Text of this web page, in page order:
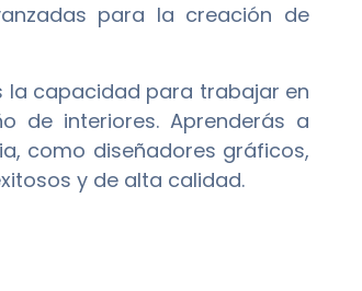
para la creación de
la capacidad para trabajar en
de interiores. Aprenderás a
como diseñadores gráficos,
y de alta calidad.